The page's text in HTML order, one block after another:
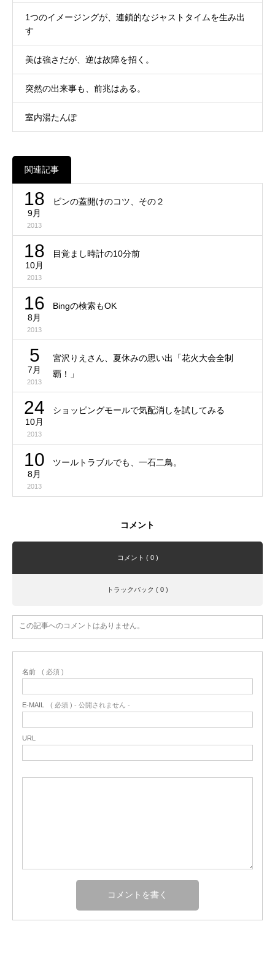
1つのイメージングが、連鎖的なジャストタイムを生み出
す
美は強さだが、逆は故障を招く。
突然の出来事も、前兆はある。
室内湯たんぽ
関連記事
18
9月
2013
ビンの蓋開けのコツ、その２
18
10月
2013
目覚まし時計の10分前
16
8月
2013
Bingの検索もOK
5
7月
2013
宮沢りえさん、夏休みの思い出「花火大会全制
覇！」
24
10月
2013
ショッピングモールで気配消しを試してみる
10
8月
2013
ツールトラブルでも、一石二鳥。
コメント
コメント ( 0 )
トラックバック ( 0 )
この記事へのコメントはありません。
名前 ( 必須 )
E-MAIL ( 必須 ) - 公開されません -
URL